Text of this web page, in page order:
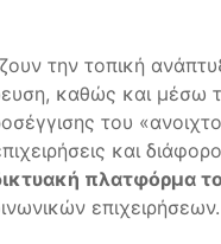
την τοπική
καθώς και μέσω
του
και
πλατφόρμα
επιχειρήσεων.